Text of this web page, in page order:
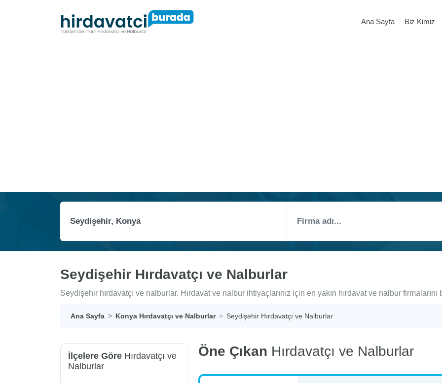
Ana Sayfa Biz Kimiz
Seydişehir Hırdavatçı ve Nalburlar
Seydişehir hırdavatçı ve nalburlar. Hırdavat ve nalbur ihtiyaçlarınız için en yakın hırdavat ve nalbur
Ana Sayfa Konya Hırdavatçı ve Nalburlar Seydişehir Hırdavatçı ve Nalburlar
İlçelere Göre Hırdavatçı ve
Nalburlar
Öne Çıkan Hırdavatçı ve Nalburlar